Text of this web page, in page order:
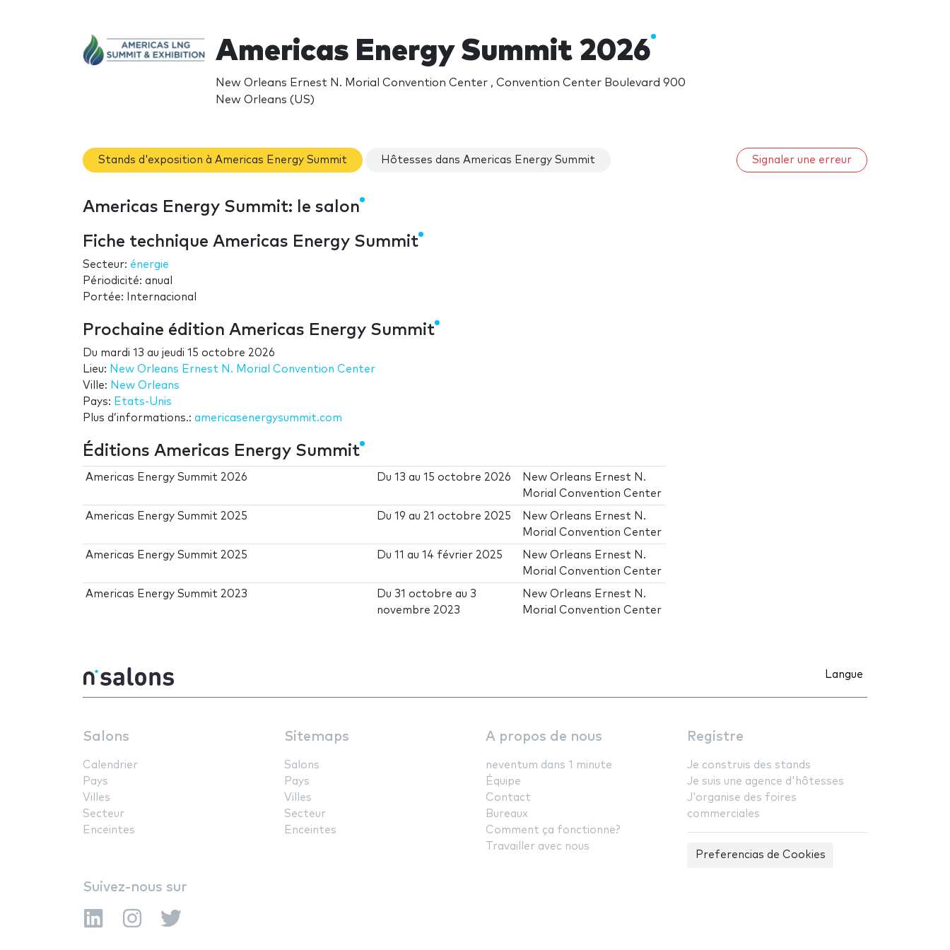
Americas Energy Summit 2026
New Orleans Ernest N. Morial Convention Center , Convention Center Boulevard 900
New Orleans (US)
Stands d'exposition à Americas Energy Summit Hôtesses dans Americas Energy Summit Signaler une erreur
Americas Energy Summit: le salon
Fiche technique Americas Energy Summit
Secteur: énergie
Périodicité: anual
Portée: Internacional
Prochaine édition Americas Energy Summit
Du mardi 13 au jeudi 15 octobre 2026
Lieu: New Orleans Ernest N. Morial Convention Center
Ville: New Orleans
Pays: Etats-Unis
Plus d’informations.: americasenergysummit.com
Éditions Americas Energy Summit
Americas Energy Summit 2026 Du13 au15 octobre 2026
New Orleans Ernest N.
Morial Convention Center
Americas Energy Summit 2025 Du19 au 21 octobre 2025
New Orleans Ernest N.
Morial Convention Center
Americas Energy Summit 2025 Du11 au14 février 2025
New Orleans Ernest N.
Morial Convention Center
Americas Energy Summit 2023 Du 31 octobre au 3
novembre 2023
New Orleans Ernest N.
Morial Convention Center
Langue
Salons
Calendrier
Pays
Villes
Secteur
Enceintes
Sitemaps
Salons
Pays
Villes
Secteur
Enceintes
A propos de nous
neventum dans 1 minute
Équipe
Contact
Bureaux
Comment ça fonctionne?
Travailler avec nous
Registre
Je construis des stands
Je suis une agence d'hôtesses
J'organise des foires
commerciales
Preferencias de Cookies
Suivez-nous sur